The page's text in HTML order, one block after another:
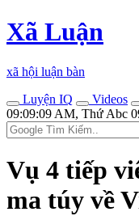
Xã Luận
xã hội luận bàn
Luyện IQ
Videos
09:09:09 AM, Thứ Abc
Vụ 4 tiế‌p
m‌a tú‌y về